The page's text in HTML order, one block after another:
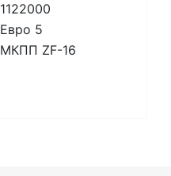
1122000
Евро 5
МКПП ZF-16